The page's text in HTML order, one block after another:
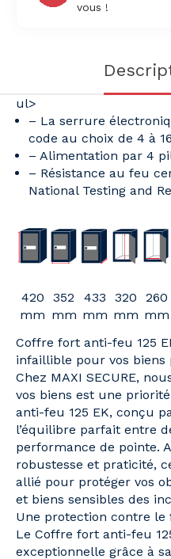
vous !
ul>
– La serrure
code au choix de 4 à
– Alimentation par 4
– Résistance au feu
National Testing and
420
mm
352
mm
433
mm
320
mm
260
mm
Coffre fort anti-feu 125
infaillible pour vos biens
Chez MAXI SECURE,
vos biens est une
anti-feu 125 EK, conçu
l’équilibre parfait entre
performance de pointe.
robustesse et praticité,
allié pour protéger vos
et biens sensibles des
Une protection contre le
Le Coffre fort anti-feu
exceptionnelle grâce à